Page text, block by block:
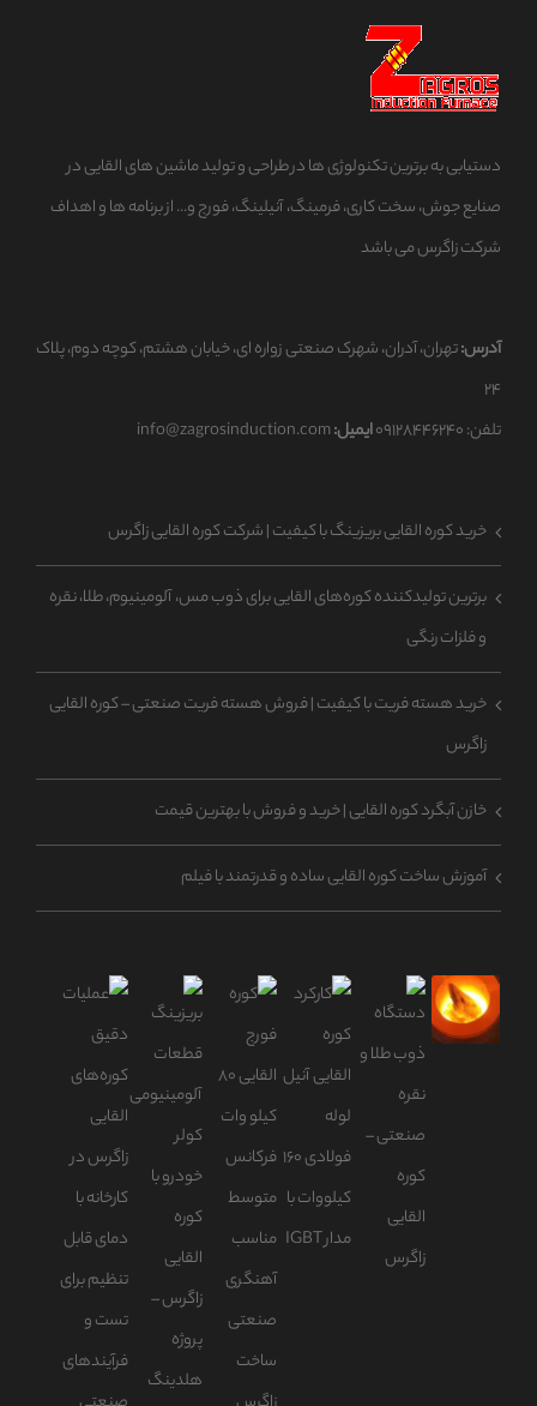
دستیابی به برترین تکنولوژی ها در طراحی و تولید ماشین های القایی در
صنایع جوش، سخت کاری، فرمینگ، آنیلینگ، فورج و... از برنامه ها و اهداف
شرکت زاگرس می باشد
آدرس:تهران، آدران، شهرک صنعتی زواره ای، خیابان هشتم، کوچه دوم، پلاک
۲۴
تلفن: ۰۹۱۲۸۴۴۶۲۴۰
ایمیل:
خرید کوره القایی بریزینگ با کیفیت | شرکت کوره القایی زاگرس
برترین تولیدکننده کوره‌های القایی برای ذوب مس، آلومینیوم، طلا، نقره
و فلزات رنگی
خرید هسته فریت با کیفیت | فروش هسته فریت صنعتی – کوره القایی
زاگرس
خازن آبگرد کوره القایی | خرید و فروش با بهترین قیمت
آموزش ساخت کوره القایی ساده و قدرتمند با فیلم